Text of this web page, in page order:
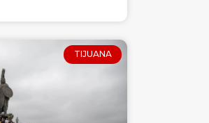
TIJUANA